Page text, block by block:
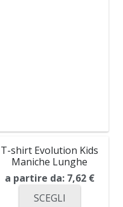
T-shirt Evolution Kids
Maniche Lunghe
a partire da: 7,62 €
SCEGLI